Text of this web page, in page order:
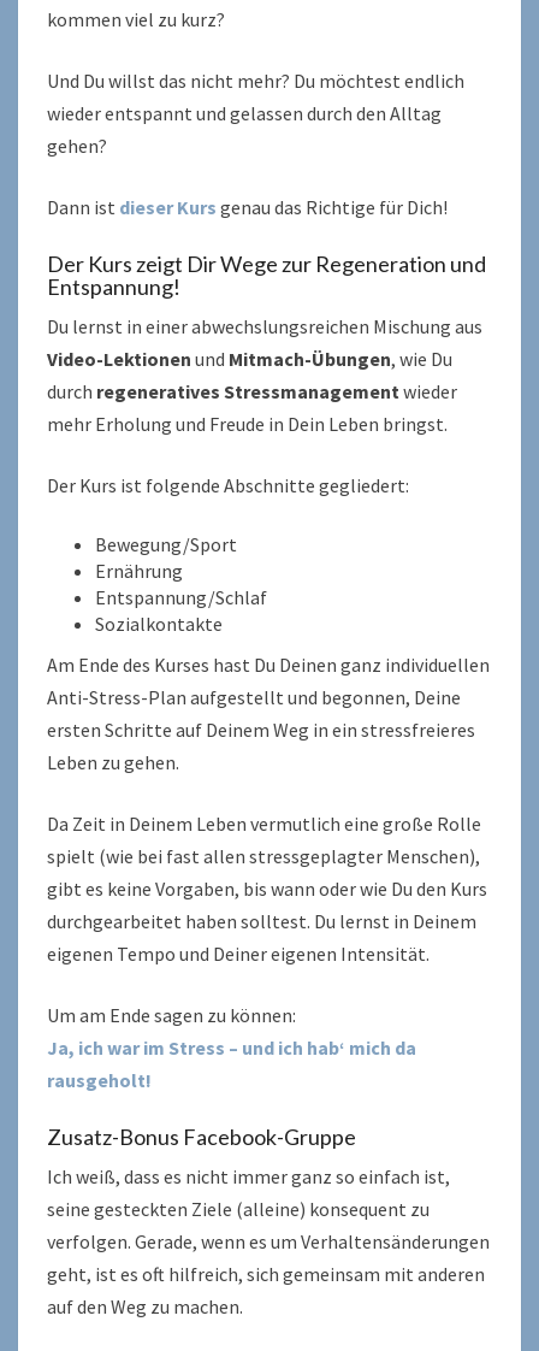
kommen viel zu kurz?
Und Du willst das nicht mehr? Du möchtest endlich
wieder entspannt und gelassen durch den Alltag
gehen?
Dann ist dieser Kurs genau das Richtige für Dich!
Der Kurs zeigt Dir Wege zur Regeneration und
Entspannung!
Du lernst in einer abwechslungsreichen Mischung aus
Video-Lektionen und Mitmach-Übungen, wie Du
durch regeneratives Stressmanagementwieder
mehr Erholung und Freude in Dein Leben bringst.
Der Kurs ist folgende Abschnitte gegliedert:
Bewegung/Sport
Ernährung
Entspannung/Schlaf
Sozialkontakte
Am Ende des Kurses hast Du Deinen ganz individuellen
Anti-Stress-Plan aufgestellt und begonnen, Deine
ersten Schritte auf Deinem Weg in ein stressfreieres
Leben zu gehen.
Da Zeit in Deinem Leben vermutlich eine große Rolle
spielt (wie bei fast allen stressgeplagter Menschen),
gibt es keine Vorgaben, bis wann oder wie Du den Kurs
durchgearbeitet haben solltest. Du lernst in Deinem
eigenen Tempo und Deiner eigenen Intensität.
Um am Ende sagen zu können:
Ja, ich war im Stress – und ich hab‘ mich da
rausgeholt!
Zusatz-Bonus Facebook-Gruppe
Ich weiß, dass es nicht immer ganz so einfach ist,
seine gesteckten Ziele (alleine) konsequent zu
verfolgen. Gerade, wenn es um Verhaltensänderungen
geht, ist es oft hilfreich, sich gemeinsam mit anderen
auf den Weg zu machen.